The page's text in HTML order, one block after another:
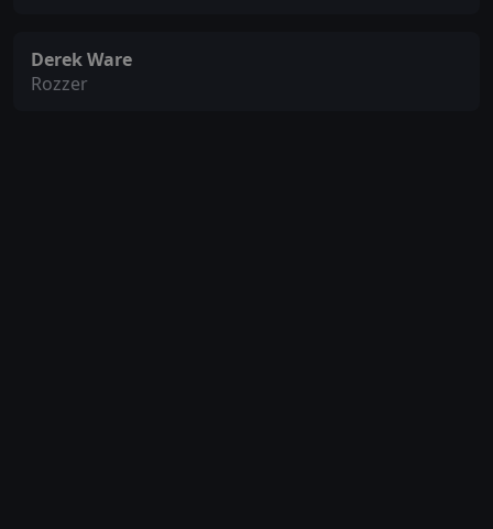
Derek Ware
Rozzer